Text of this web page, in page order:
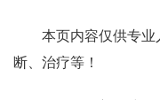
本页内容仅供专
断、治疗等！